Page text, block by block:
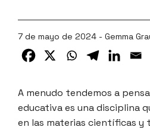
7 de mayo de 2024 - Gemma
A menudo tendemos a
educativa es una disciplina
en las materias científicas y